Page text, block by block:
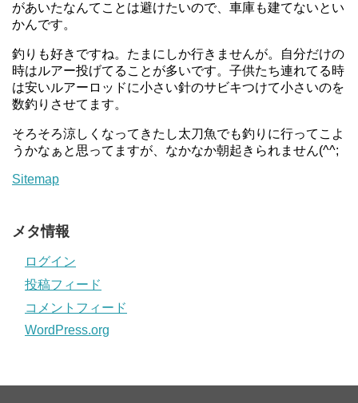
があいたなんてことは避けたいので、車庫も建てないとい
かんです。
釣りも好きですね。たまにしか行きませんが。自分だけの
時はルアー投げてることが多いです。子供たち連れてる時
は安いルアーロッドに小さい針のサビキつけて小さいのを
数釣りさせてます。
そろそろ涼しくなってきたし太刀魚でも釣りに行ってこよ
うかなぁと思ってますが、なかなか朝起きられません(^^;
Sitemap
メタ情報
ログイン
投稿フィード
コメントフィード
WordPress.org